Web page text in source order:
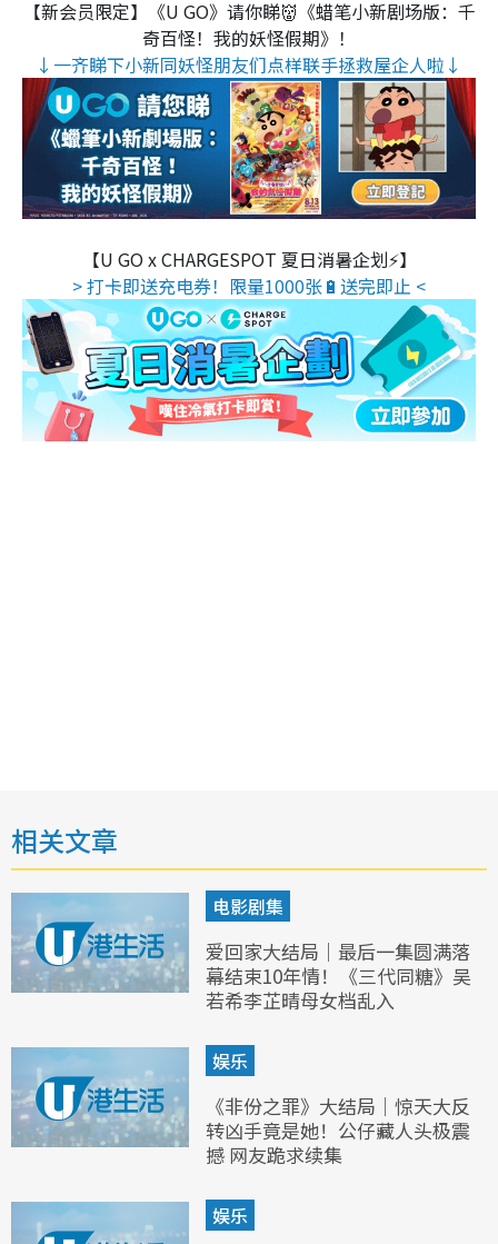
【新会员限定】《U GO》请你睇👹《蜡笔小新剧场版：千
奇百怪！我的妖怪假期》！
↓一齐睇下小新同妖怪朋友们点样联手拯救屋企人啦↓
【U GO x CHARGESPOT 夏日消暑企划⚡】
> 打卡即送充电券！限量1000张🔋送完即止 <
相关文章
电影剧集
爱回家大结局｜最后一集圆满落
幕结束10年情！《三代同糖》吴
若希李芷晴母女档乱入
娱乐
《非份之罪》大结局｜惊天大反
转凶手竟是她！公仔藏人头极震
撼 网友跪求续集
娱乐